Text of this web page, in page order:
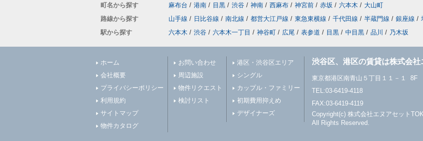
町名から探す
麻布台 / 港南 / 目黒 / 渋谷 / 神南 / 西麻布 / 神宮前 / 赤坂 / 六本木 / 大山町
路線から探す
山手線 / 日比谷線 / 南北線 / 都営大江戸線 / 東急東横線 / 千代田線 / 半蔵門線 / 銀座線 /
駅から探す
六本木 / 渋谷 / 六本木一丁目 / 神谷町 / 広尾 / 表参道 / 目黒 / 中目黒 / 品川 / 乃木坂
ホーム
会社概要
プライバシーポリシー
利用規約
サイトマップ
物件カタログ
お問い合わせ
周辺施設
物件リクエスト
検討リスト
港区・渋谷区エリア
シングル
カップル・ファミリー
初期費用抑えめ
デザイナーズ
渋谷区、港区の賃貸は株式会
東京都港区南青山５丁目１１－１ 8F
TEL:03-6419-4118
FAX:03-6419-4119
Copyright(c) 株式会社エヌアセット
All Rights Reserved.